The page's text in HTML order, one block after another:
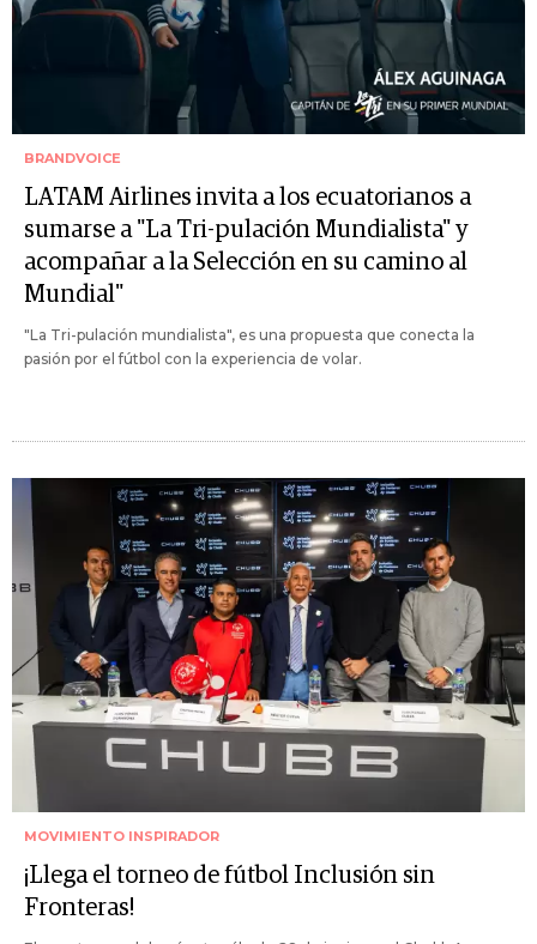
BRANDVOICE
LATAM Airlines invita a los ecuatorianos a
sumarse a "La Tri-pulación Mundialista" y
acompañar a la Selección en su camino al
Mundial"
"La Tri-pulación mundialista", es una propuesta que conecta la
pasión por el fútbol con la experiencia de volar.
MOVIMIENTO INSPIRADOR
¡Llega el torneo de fútbol Inclusión sin
Fronteras!